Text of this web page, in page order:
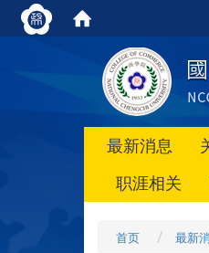
最新消息
职涯相关
首页 最新